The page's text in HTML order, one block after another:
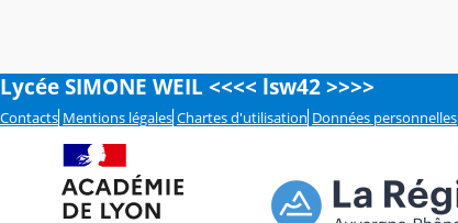
Lycée SIMONE WEIL <<<< lsw42 >>>>
Contacts Mentions légales Chartes d'utilisation Données personnelles